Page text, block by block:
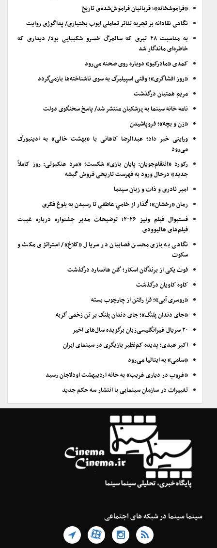
«فراموشخانه»؛ قربانیان فراموش‌شده‌ی تاریخ
نگاهی نقادانه بر تجربه تئاتر تعاملی ایوب بختیاری/ پداگوژی روایت
به مناسبت ۲۸ تیری که سالمرگ خسرو شکیبایی بود/ دیداری که
خاطره‌ای ماندگار شد
کمدی «مادرکیو» دوباره روی صحنه می‌رود
«روز افشاگری»؛ وقتی اسپیلبرگ به سوی ناشناخته‌ها بازمی‌گردد
مریم همتیان درگذشت
نامه خانه سینما به پزشکیان منتشر شد/ پاسخ سخنگوی دولت
«زن و بچه»؛ فروپاشیدن
ورایتی خبر داد؛ عبدالرضا کاهانی با «بهشت خالی» به ادینبورگ
می‌رود
رکورد «انتقام‌جویان: پایان بازی» شکست؛ «مرد عنکبوتی: روز کاملاً
جدید» درحال ورود به فهرست تاریخی فروش گیشه
امیر نادری و ذات و زبان سینما
رمان «رخشان»؛ گُذار از خامیِ عاطفی تا رسیدن به بلوغ فکری
فستیوال فیلم ونیز ۲۰۲۶؛ توضیحات مدیر جشنواره درباره غیبت
فیلم‌های هالیوودی
نگاهی به بازی محسن قصابیان در سریال «کلاغ»/ استراتژی مکث و
سکوت
فوت یکی از برندگان اسکار؛ گلن هانسارد درگذشت
کاوه کاویان درگذشت
«روسری آبی»؛ فرا رفتن از چارچوب بسته
«جای دندان پلنگ»؛ جای دندان پلنگ بر تن زخمی گربه
۲۰ سریال غیرانگلیسی‌زبان برگزیده سال‌های اخیر
اکبر عبدی؛ پدیده کم‌نظیر بازیگری در سینمای ایران
«سامی» به ایتالیا می‌رود
«غروب در دیاری غریب» به خانه اردیبهشت اودلاجان رسید
تغییرات در سازمان سینمایی با انتشار سه حکم جدید
سینما سینما در شبکه های اجتماعی